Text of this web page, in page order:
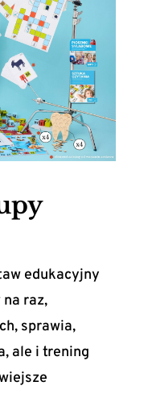
edukacyjny
na raz,
sprawia,
ale i trening